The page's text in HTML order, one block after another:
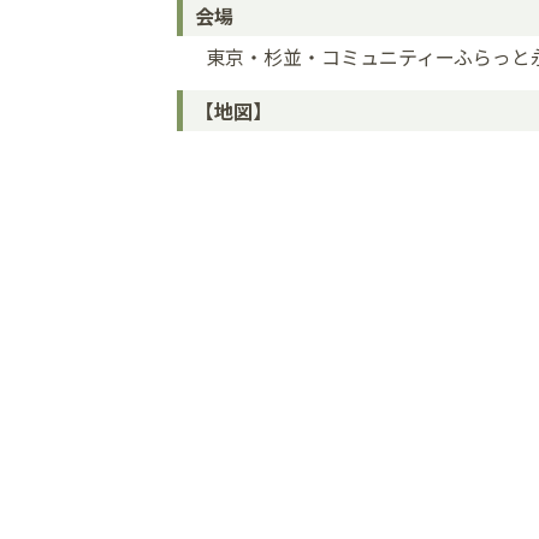
会場
東京・杉並・コミュニティーふらっと
【地図】